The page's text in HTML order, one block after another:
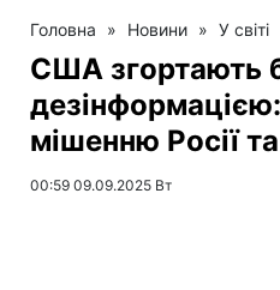
Головна » Новини » У світі
США згортають
мішенню Росії
00:59 09.09.2025 Вт